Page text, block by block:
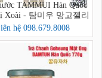
TAMMUI Hàn Quốc
Xoài - 탐미우 망고젤리
hệ 098.679.8008